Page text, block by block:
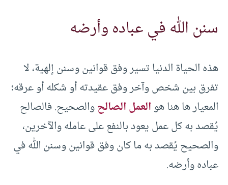
سنن الله في عباده وأرضه
هذه الحياة الدنيا تسير وفق قوانين وسنن إلهية، لا
تفرق بين شخص وآخر وفق عقيدته أو شكله أو عرقه؛
المعيار ها هنا هوالعمل الصالحوالصحيح. فالصالح
يُقصد به كل عمل يعود بالنفع على عامله والآخرين،
والصحيح يُقصد به ما كان وفق قوانين وسنن الله في
عباده وأرضه.